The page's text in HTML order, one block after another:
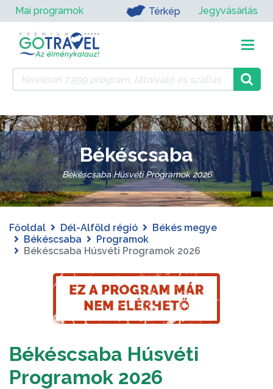
Mai programok Térkép Jegyvásárlás
Békéscsaba
Békéscsaba Húsvéti Programok 2026
Főoldal Dél-Alföld régió
Békés megye
Békéscsaba
Programok
Békéscsaba Húsvéti Programok 2026
Békéscsaba Húsvéti
Programok 2026